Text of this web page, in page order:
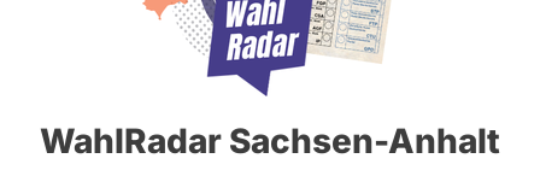
Bremen
Hamburg
Mecklenburg-Vorpommern
Nordrhein-Westfalen
WahlRadar Sachsen-Anhalt
Reiter